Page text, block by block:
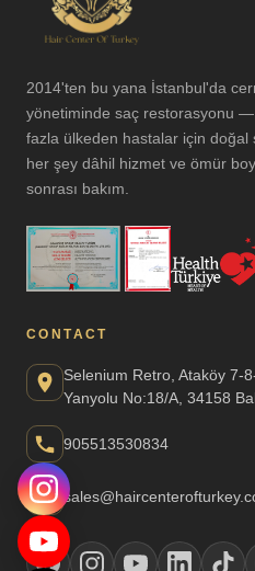
2014'ten bu yana İstanbul'da
yönetiminde saç restorasyonu
fazla ülkeden hastalar için doğal
her şey dâhil hizmet ve ömür
sonrası bakım.
CONTACT
Selenium Retro, Ataköy 7-
Yanyolu No:18/A, 34158
905513530834